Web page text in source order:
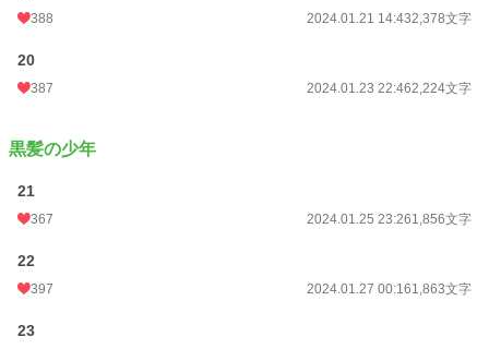
388 2024.01.21 14:432,378文字
20
387 2024.01.23 22:462,224文字
黒髪の少年
21
367 2024.01.25 23:261,856文字
22
397 2024.01.27 00:161,863文字
23